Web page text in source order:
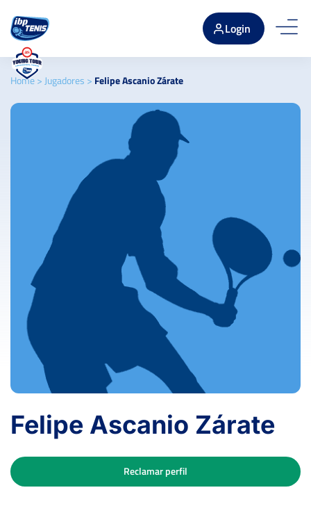
Login
Home> Jugadores > Felipe Ascanio Zárate
Felipe Ascanio Zárate
Reclamar perfil